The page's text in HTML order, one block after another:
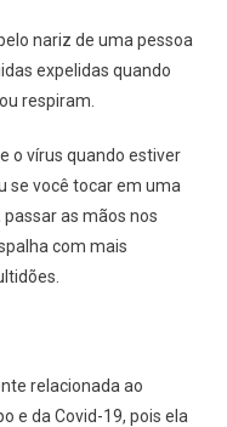
nariz de uma pessoa
expelidas quando
respiram.
o vírus quando estiver
se você tocar em uma
as mãos nos
com mais
relacionada ao
e da Covid-19, pois ela